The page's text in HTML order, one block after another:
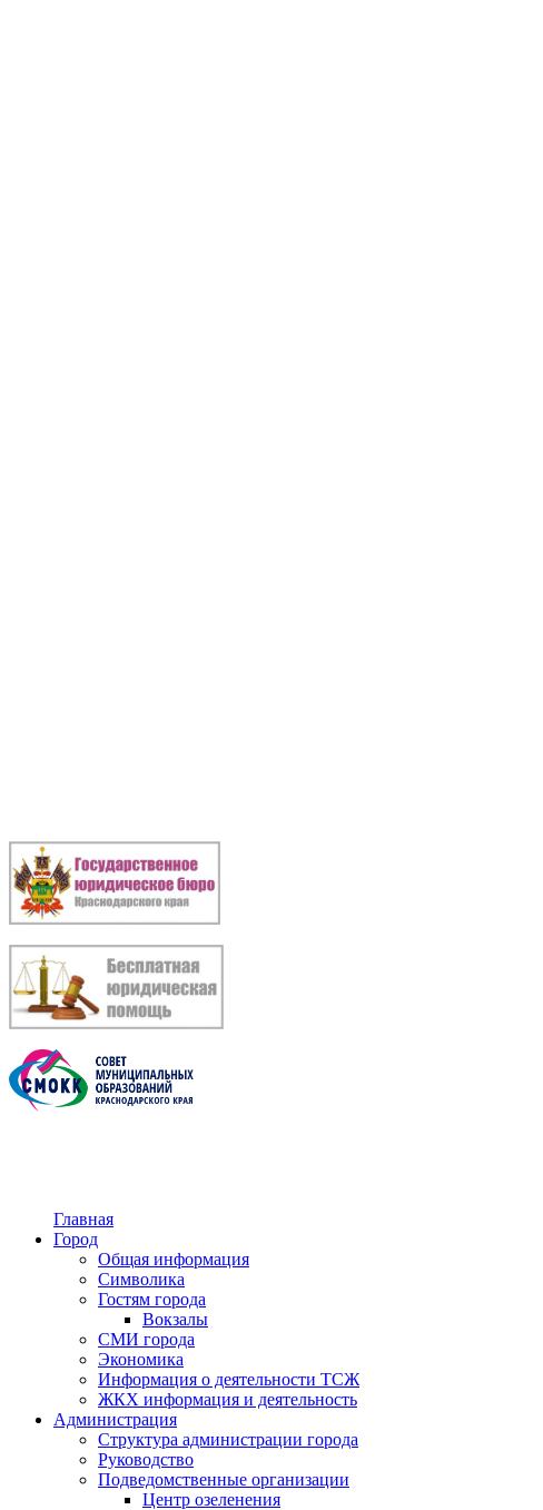
Главная
Город
Общая информация
Символика
Гостям города
Вокзалы
СМИ города
Экономика
Информация о деятельности ТСЖ
ЖКХ информация и деятельность
Администрация
Структура администрации города
Руководство
Подведомственные организации
Центр озеленения